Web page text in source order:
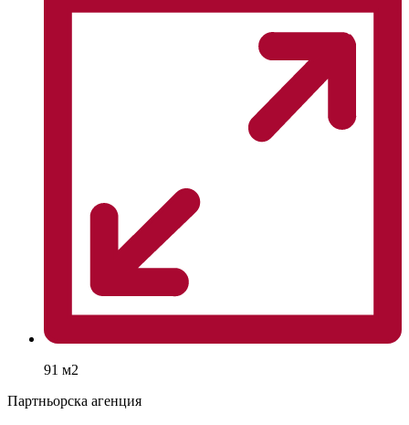
91 м2
Партньорска агенция